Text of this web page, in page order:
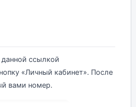
ссылкой
«Личный кабинет». После
вами номер.